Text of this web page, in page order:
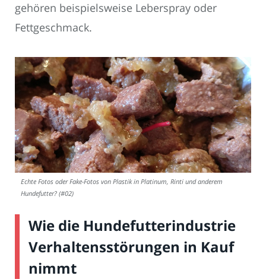
gehören beispielsweise Leberspray oder
Fettgeschmack.
Echte Fotos oder Fake-Fotos von Plastik in Platinum, Rinti und anderem
Hundefutter? (#02)
Wie die Hundefutterindustrie
Verhaltensstörungen in Kauf
nimmt